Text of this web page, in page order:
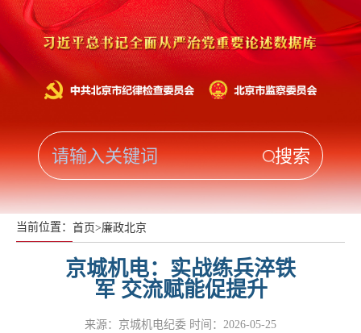
当前位置： 首页>廉政北京
京城机电：实战练兵淬铁
军 交流赋能促提升
来源：京城机电纪委 时间：2026-05-25